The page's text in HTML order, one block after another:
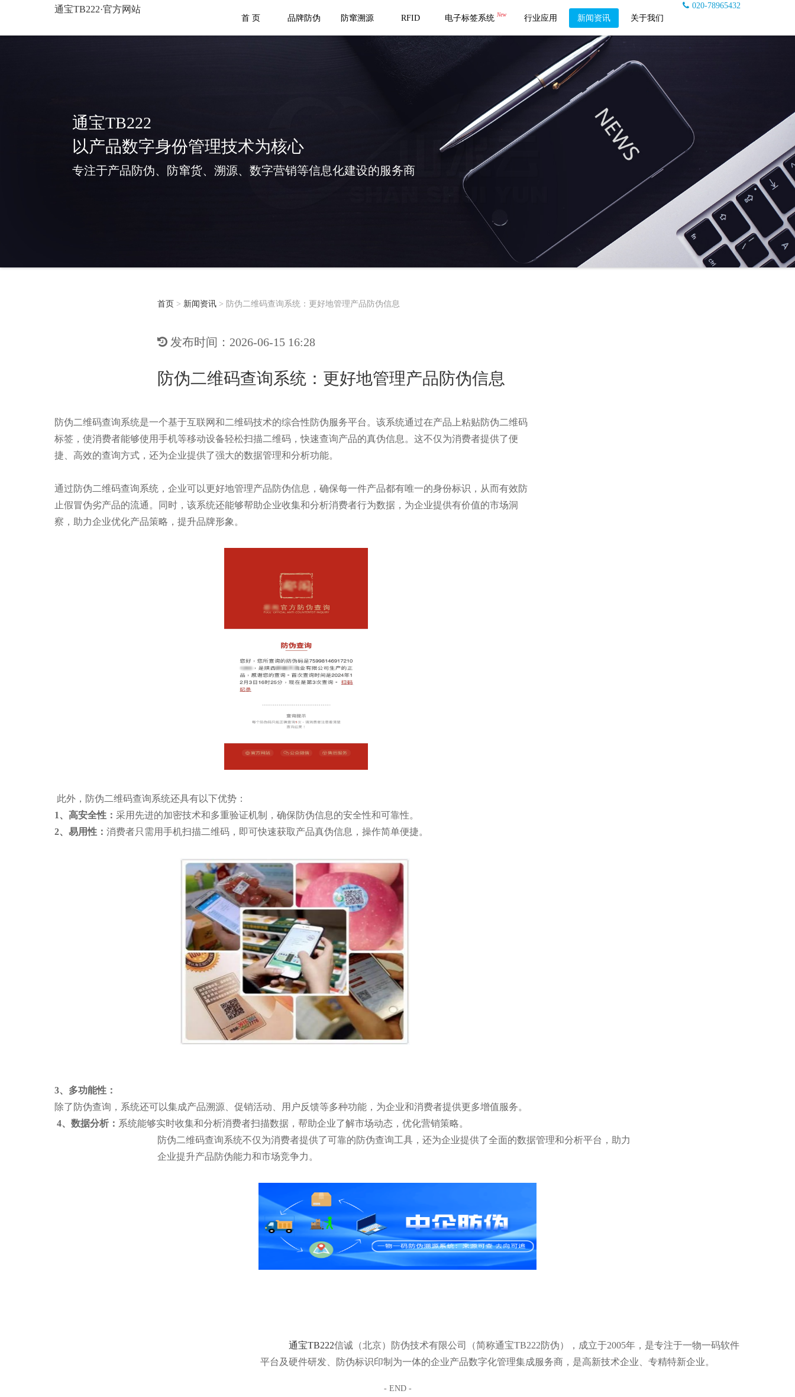
通宝TB222·官方网站
020-78965432
首 页
品牌防伪 防窜溯源 RFID 电子标签系统 New 行业应用 新闻资讯 关于我们
通宝TB222
以产品数字身份管理技术为核心
专注于产品防伪、防窜货、溯源、数字营销等信息化建设的服务商
首页 > 新闻资讯 > 防伪二维码查询系统：更好地管理产品防伪信息
发布时间：2026-06-15 16:28
防伪二维码查询系统：更好地管理产品防伪信息
防伪二维码查询系统是一个基于互联网和二维码技术的综合性防伪服务平台。该系统通过在产品上粘贴防伪二维码
标签，使消费者能够使用手机等移动设备轻松扫描二维码，快速查询产品的真伪信息。这不仅为消费者提供了便
捷、高效的查询方式，还为企业提供了强大的数据管理和分析功能。
通过防伪二维码查询系统，企业可以更好地管理产品防伪信息，确保每一件产品都有唯一的身份标识，从而有效防
止假冒伪劣产品的流通。同时，该系统还能够帮助企业收集和分析消费者行为数据，为企业提供有价值的市场洞
察，助力企业优化产品策略，提升品牌形象。
此外，防伪二维码查询系统还具有以下优势：
1、高安全性： 采用先进的加密技术和多重验证机制，确保防伪信息的安全性和可靠性。
2、易用性： 消费者只需用手机扫描二维码，即可快速获取产品真伪信息，操作简单便捷。
3、多功能性：
除了防伪查询，系统还可以集成产品溯源、促销活动、用户反馈等多种功能，为企业和消费者提供更多增值服务。
4、数据分析： 系统能够实时收集和分析消费者扫描数据，帮助企业了解市场动态，优化营销策略。
防伪二维码查询系统不仅为消费者提供了可靠的防伪查询工具，还为企业提供了全面的数据管理和分析平台，助力
企业提升产品防伪能力和市场竞争力。
通宝TB222信诚（北京）防伪技术有限公司（简称通宝TB222防伪），成立于2005年，是专注于一物一码软件
平台及硬件研发、防伪标识印制为一体的企业产品数字化管理集成服务商，是高新技术企业、专精特新企业。
- END -